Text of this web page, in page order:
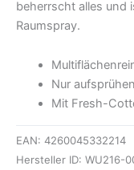
beherrscht alles und
Raumspray.
Nur
Mit Fresh-
EAN: 4260045332214
Hersteller ID: WU216-